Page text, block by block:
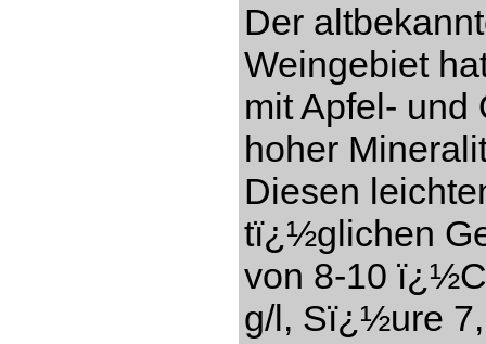
Der
Weingebiet
mit Apfel- und
hoher
Diesen
tï¿½glichen
von 8-10
g/l, Sï¿½ure